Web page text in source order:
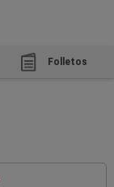
Folletos